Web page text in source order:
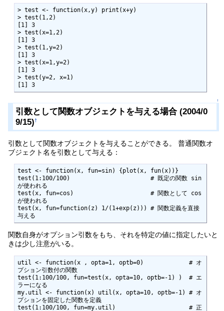
> test <- function(x,y) print(x+y)
> test(1,2)
[1] 3
> test(x=1,2)
[1] 3
> test(1,y=2)
[1] 3
> test(x=1,y=2)
[1] 3
> test(y=2, x=1)
[1] 3
↑
引数として関数オブジェクトを与える場合 (2004/0
9/15)†
引数として関数オブジェクトを与えることができる。 普通関数オ
ブジェクト名を引数として与える：
test <- function(x, fun=sin) {plot(x, fun(x))}
test(1:100/100)                       # 既定の関数 sin
が使われる
test(x, fun=cos)                      # 関数として cos
が使われる
test(x, fun=function(z) 1/(1+exp(z))) # 関数定義を直接
与える
関数自身がオプション引数をもち、それを特定の値に指定したいと
きは少し注意がいる。
util <- function(x , opta=1, optb=0)             # オ
プション引数付の関数
test(1:100/100, fun=test(x, opta=10, optb=-1) )  # エ
ラーになる
my.util <- function(x) util(x, opta=10, optb=-1) # オ
プションを固定した関数を定義
test(1:100/100, fun=my.util)                     # 正